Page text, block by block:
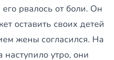
рвалось от боли. Он
оставить своих детей
жены согласился. На
утро, они